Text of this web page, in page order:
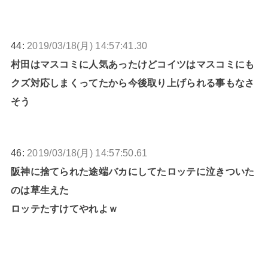
44: 2019/03/18(月) 14:57:41.30
村田はマスコミに人気あったけどコイツはマスコミにも
クズ対応しまくってたから今後取り上げられる事もなさ
そう
46: 2019/03/18(月) 14:57:50.61
阪神に捨てられた途端バカにしてたロッテに泣きついた
のは草生えた
ロッテたすけてやれよｗ